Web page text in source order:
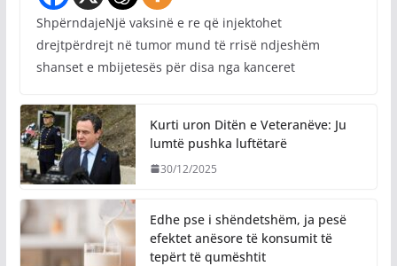
ShpërndajeNjë vaksinë e re që injektohet
drejtpërdrejt në tumor mund të rrisë ndjeshëm
shanset e mbijetesës për disa nga kanceret
Kurti uron Ditën e Veteranëve: Ju
lumtë pushka luftëtarë
30/12/2025
Edhe pse i shëndetshëm, ja pesë
efektet anësore të konsumit të
tepërt të qumështit